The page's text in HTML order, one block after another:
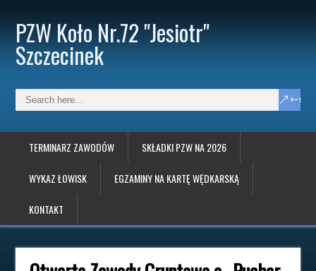
PZW Koło Nr.72 "Jesiotr"
Szczecinek
TERMINARZ ZAWODÓW SKŁADKI PZW NA 2026
WYKAZ ŁOWISK EGZAMINY NA KARTĘ WĘDKARSKĄ
KONTAKT